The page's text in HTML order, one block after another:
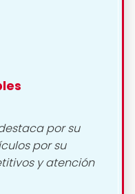
por su
por su
y atención